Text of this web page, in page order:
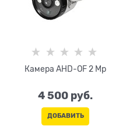
Камера AHD-OF 2 Mp
4 500 руб.
ДОБАВИТЬ